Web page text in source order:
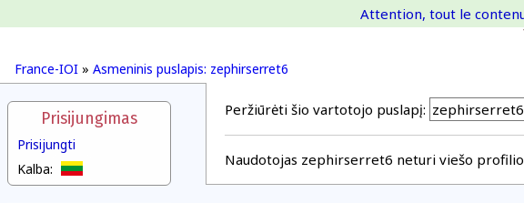
France-IOI » Asmeninis puslapis: zephirserret6
Attention, tout le
Prisijungimas
Prisijungti
Kalba:
Peržiūrėti šio vartotojo puslapį:
Naudotojas zephirserret6 neturi viešo